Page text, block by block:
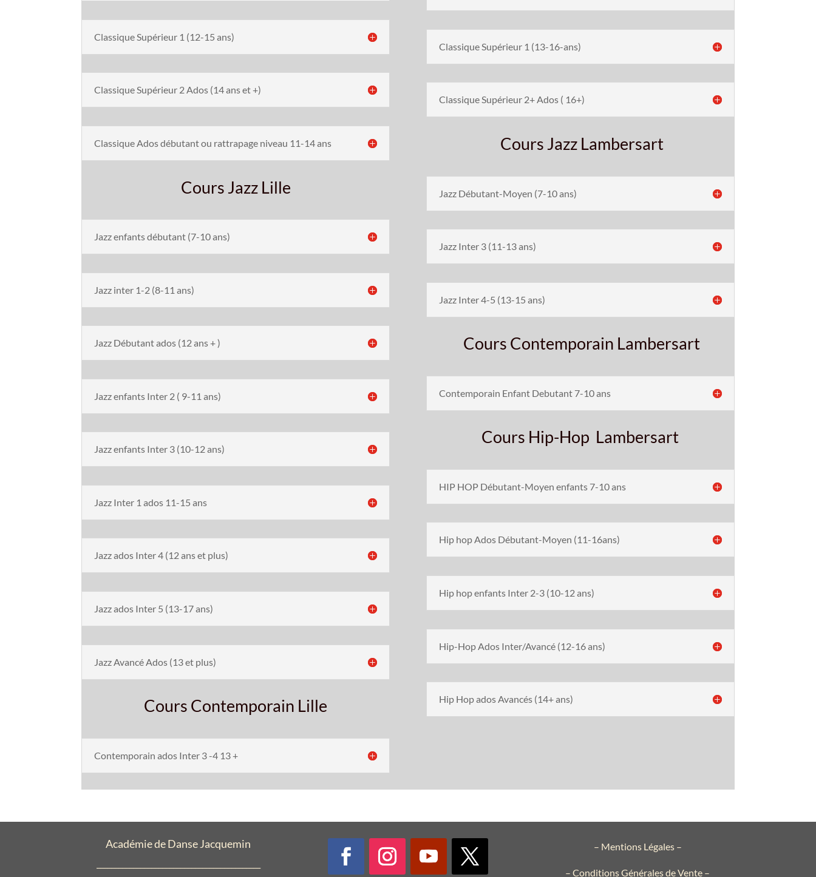
Classique Supérieur 1 (12-15 ans)
Classique Supérieur 2 Ados (14 ans et +)
Classique Ados débutant ou rattrapage niveau 11-14 ans
Cours Jazz Lille
Jazz enfants débutant (7-10 ans)
Jazz inter 1-2 (8-11 ans)
Jazz Débutant ados (12 ans + )
Jazz enfants Inter 2 ( 9-11 ans)
Jazz enfants Inter 3 (10-12 ans)
Jazz Inter 1 ados 11-15 ans
Jazz ados Inter 4 (12 ans et plus)
Jazz ados Inter 5 (13-17 ans)
Jazz Avancé Ados (13 et plus)
Cours Contemporain Lille
Contemporain ados Inter 3 -4 13 +
Classique Supérieur 1 (13-16-ans)
Classique Supérieur 2+ Ados ( 16+)
Cours Jazz Lambersart
Jazz Débutant-Moyen (7-10 ans)
Jazz Inter 3 (11-13 ans)
Jazz Inter 4-5 (13-15 ans)
Cours Contemporain Lambersart
Contemporain Enfant Debutant 7-10 ans
Cours Hip-Hop Lambersart
HIP HOP Débutant-Moyen enfants 7-10 ans
Hip hop Ados Débutant-Moyen (11-16ans)
Hip hop enfants Inter 2-3 (10-12 ans)
Hip-Hop Ados Inter/Avancé (12-16 ans)
Hip Hop ados Avancés (14+ ans)
Académie de Danse Jacquemin – Mentions Légales–
–Conditions Générales de Vente –